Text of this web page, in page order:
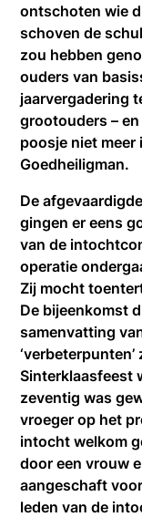
ontschoten wie
schoven de
zou hebben
ouders van
jaarvergadering
grootouders –
poosje niet meer
Goedheiligman.
De
gingen er eens
van de
operatie
Zij mocht
De bijeenkomst
samenvatting
Sinterklaasfeest
zeventig was
vroeger op het
intocht welkom
door een vrouw
aangeschaft
leden van de